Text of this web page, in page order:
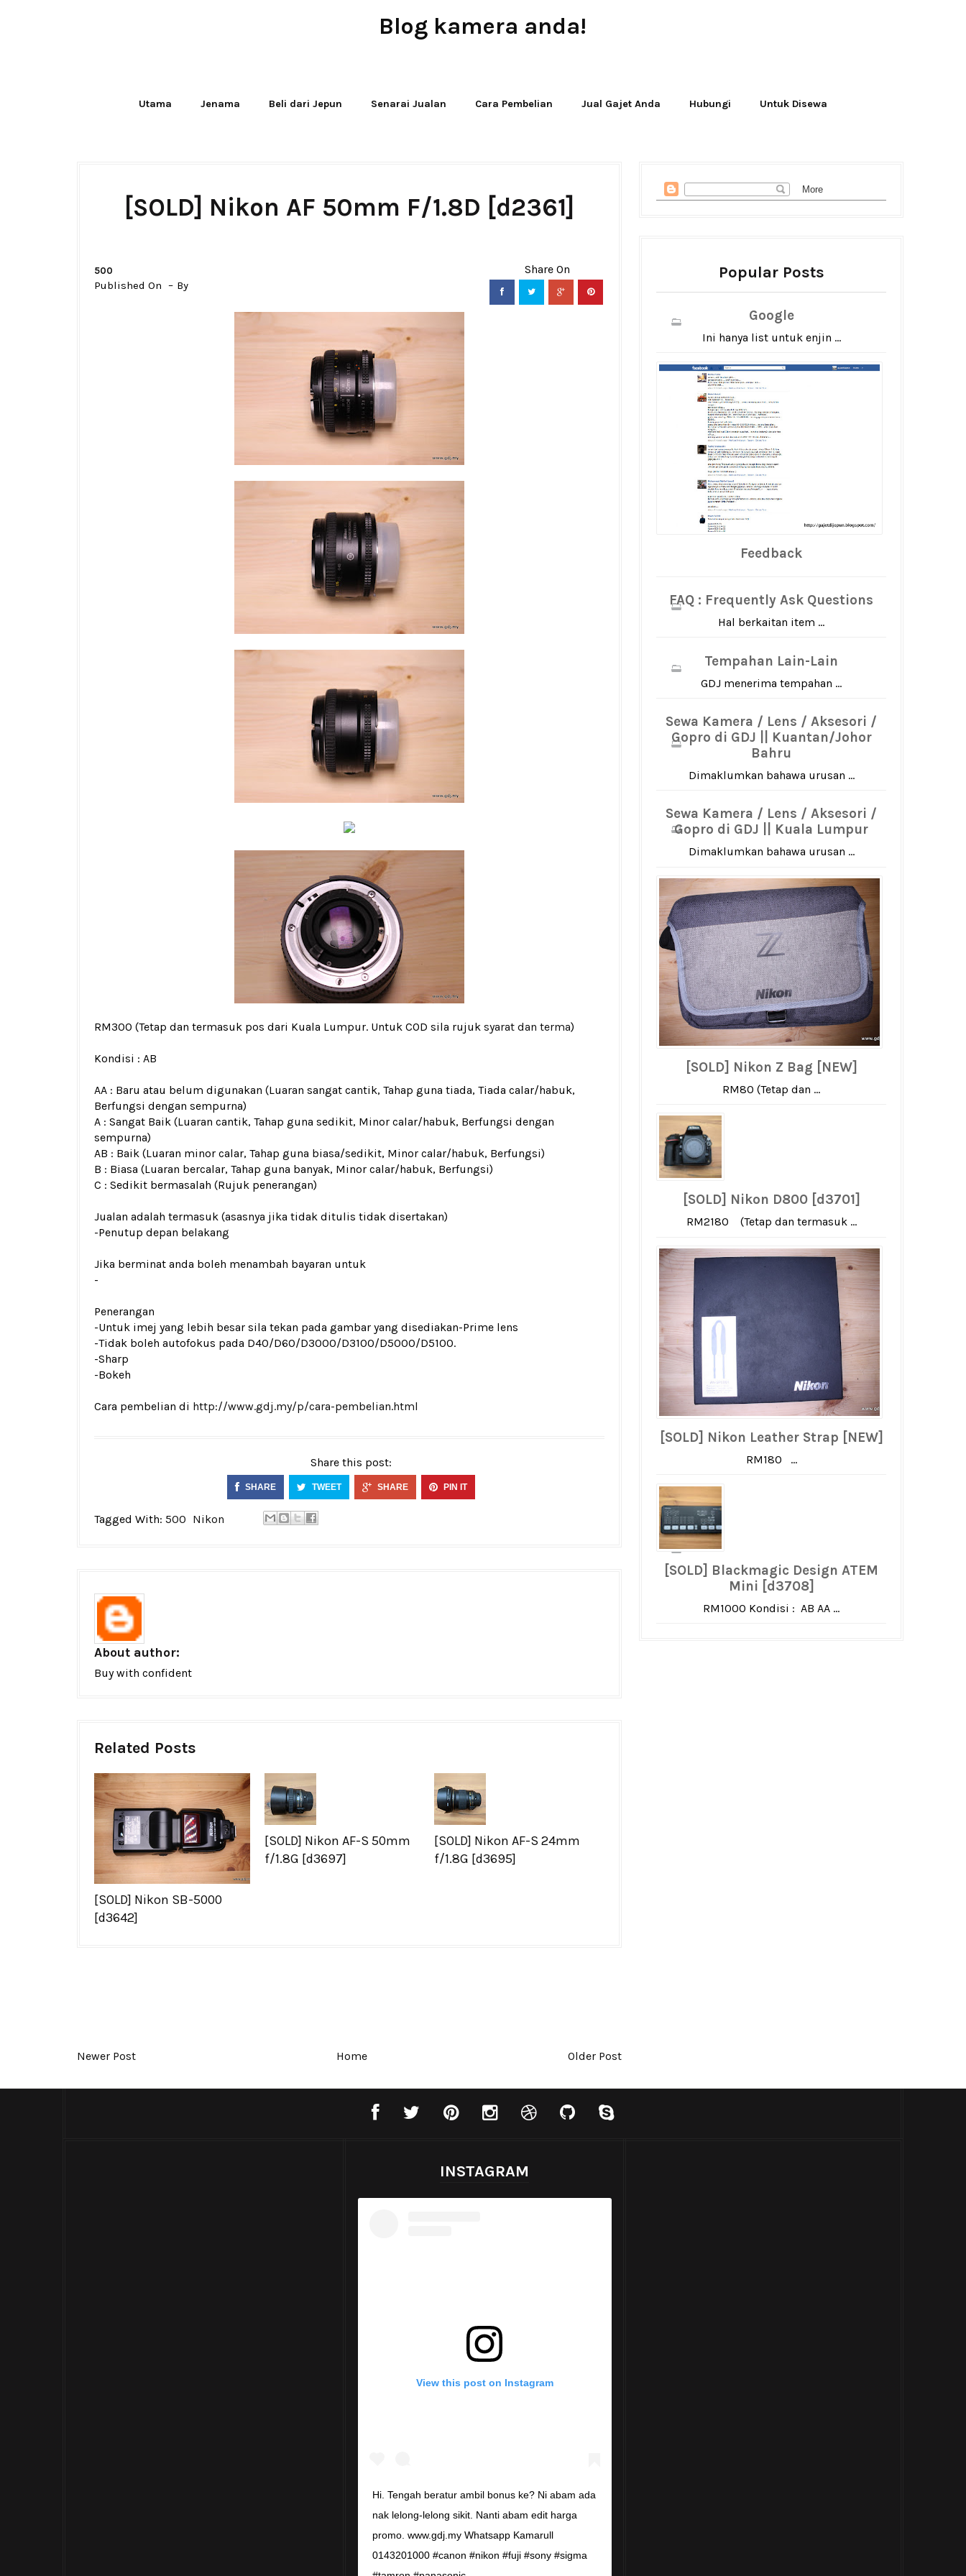
Blog kamera anda!
Utama Jenama Beli dari Jepun Senarai Jualan Cara Pembelian Jual Gajet Anda Hubungi Untuk Disewa
[SOLD] Nikon AF 50mm F/1.8D [d2361]
500
Published On By
RM300 (Tetap dan termasuk pos dari Kuala Lumpur. Untuk COD sila rujuk syarat dan terma)
Kondisi : AB
AA : Baru atau belum digunakan (Luaran sangat cantik, Tahap guna tiada, Tiada calar/habuk,
Berfungsi dengan sempurna)
A : Sangat Baik (Luaran cantik, Tahap guna sedikit, Minor calar/habuk, Berfungsi dengan
sempurna)
AB : Baik (Luaran minor calar, Tahap guna biasa/sedikit, Minor calar/habuk, Berfungsi)
B : Biasa (Luaran bercalar, Tahap guna banyak, Minor calar/habuk, Berfungsi)
C : Sedikit bermasalah (Rujuk penerangan)
Jualan adalah termasuk (asasnya jika tidak ditulis tidak disertakan)
-Penutup depan belakang
Jika berminat anda boleh menambah bayaran untuk
-
Penerangan
-Untuk imej yang lebih besar sila tekan pada gambar yang disediakan-Prime lens
-Tidak boleh autofokus pada D40/D60/D3000/D3100/D5000/D5100.
-Sharp
-Bokeh
Cara pembelian di http://www.gdj.my/p/cara-pembelian.html
Share this post:
SHARE TWEET SHARE PIN IT
Tagged With: 500 Nikon
About author:
Buy with confident
Related Posts
[SOLD] Nikon SB-5000
[d3642]
[SOLD] Nikon AF-S 50mm
f/1.8G [d3697]
[SOLD] Nikon AF-S 24mm
f/1.8G [d3695]
Newer Post Home Older Post
Popular Posts
Google
Ini hanya list untuk enjin ...
Feedback
FAQ : Frequently Ask Questions
Hal berkaitan item ...
Tempahan Lain-Lain
GDJ menerima tempahan ...
Sewa Kamera / Lens / Aksesori /
Gopro di GDJ || Kuantan/Johor
Bahru
Dimaklumkan bahawa urusan ...
Sewa Kamera / Lens / Aksesori /
Gopro di GDJ || Kuala Lumpur
Dimaklumkan bahawa urusan ...
[SOLD] Nikon Z Bag [NEW]
RM80 (Tetap dan ...
[SOLD] Nikon D800 [d3701]
RM2180 (Tetap dan termasuk ...
[SOLD] Nikon Leather Strap [NEW]
RM180 ...
[SOLD] Blackmagic Design ATEM
Mini [d3708]
RM1000 Kondisi : AB AA ...
INSTAGRAM
View this post on Instagram
Hi. Tengah beratur ambil bonus ke? Ni abam ada
nak lelong-lelong sikit. Nanti abam edit harga
promo. www.gdj.my Whatsapp Kamarull
0143201000 #canon #nikon #fuji #sony #sigma